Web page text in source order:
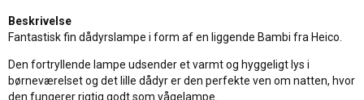
Beskrivelse
Fantastisk fin dådyrslampe i form af en liggende Bambi fra Heico.
Den fortryllende lampe udsender et varmt og hyggeligt lys i
børneværelset og det lille dådyr er den perfekte ven om natten, hvor
den fungerer rigtig godt som vågelampe.